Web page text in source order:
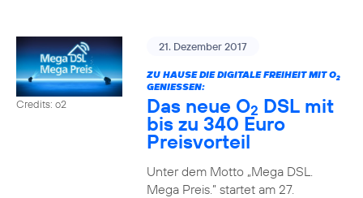
Credits: o2
21. Dezember 2017
ZU HAUSE DIE DIGITALE FREIHEIT MIT O2
GENIESSEN:
Das neue O2 DSL mit
bis zu 340 Euro
Preisvorteil
Unter dem Motto „Mega DSL.
Mega Preis.” startet am 27.